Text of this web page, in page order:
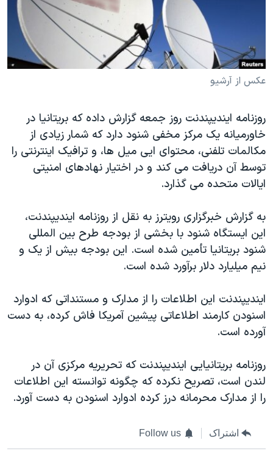
فرهنگ و زندگی
حقوق شهروندی
اقتصادی
علم و فناوری
گالری عکس
آرشیو پخش زنده
انتخابات ریاست جمهوری آمریکا ۲۰۲۴
حمله جمهوری اسلامی به اسرائیل
رمز مهسا
اعتراضات زن، زندگی، آزادی
مجموعه مستندهای دادخواهی
تریبونال مردمی آبان ۹۸
دادگاه حمید نوری
چهل سال گروگان‌گیری
قانون شفافیت دارائی کادر رهبری ایران
اعتراضات مردمی آبان ۹۸
اسرائیل در جنگ
نرگس محمدی برنده جایزه نوبل صلح
همایش محافظه‌کاران آمریکا «سی‌پک»
سفر پرزیدنت ترامپ به چین
عکس از آرشیو
روزنامه ایندیپندنت روز جمعه گزارش داده که بریتانیا در
خاورمیانه یک مرکز مخفی شنود دارد که شمار زیادی از
مکالمات تلفنی،‌ محتوای ایی میل ها، و ترافیک اینترنتی را
توسط آن دریافت می کند و در اختیار نهادهای امنیتی
ایالات متحده می گذارد.
به گزارش خبرگزاری رویترز به نقل از روزنامه ایندیپندنت،
این ایستگاه شنود با بخشی از بودجه طرح بین المللی
شنود بریتانیا تأمین شده است. این بودجه بیش از یک و
نیم میلیارد دلار برآورد شده است.
ایندیپندنت این اطلاعات را از مدارک و مستنداتی که ادوارد
اسنودن کارمند اطلاعاتی پیشین آمریکا فاش کرده، به دست
آورده است.
روزنامه بریتانیایی ایندیپندنت که تحریریه مرکزی آن در
لندن است، تصریح نکرده که چگونه توانسته این اطلاعات
را از مدارک محرمانه درز کرده ادوارد اسنودن به دست آورد.
اشتراک Follow us